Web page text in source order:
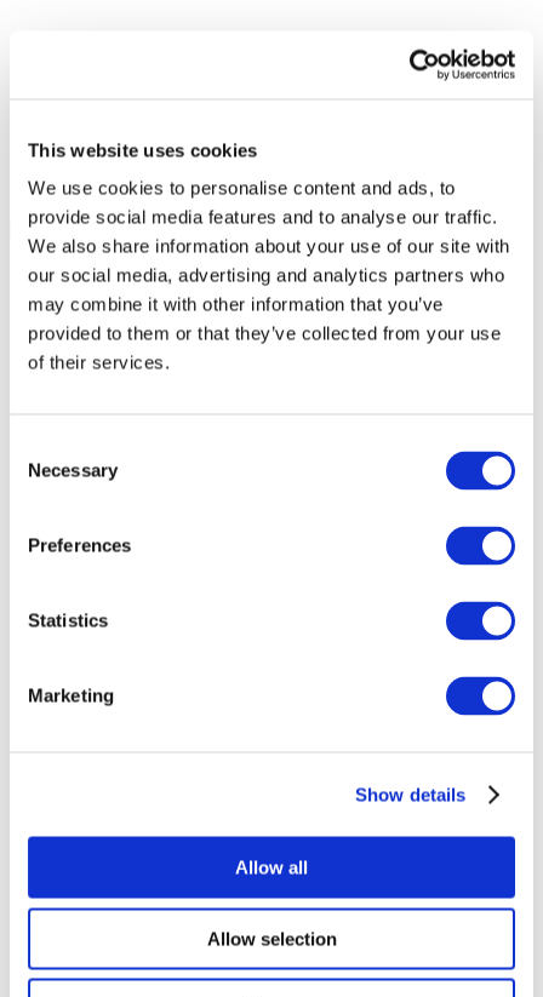
This website uses cookies
We use cookies to personalise content and ads, to
provide social media features and to analyse our traffic.
We also share information about your use of our site with
our social media, advertising and analytics partners who
may combine it with other information that you’ve
provided to them or that they’ve collected from your use
of their services.
Selection
Necessary
Preferences
Statistics
Marketing
Show details
Allow all
Allow selection
Événements
Concerts
Pop music